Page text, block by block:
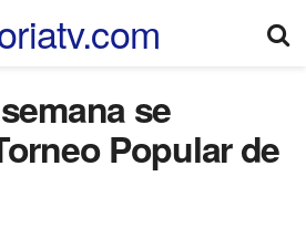
se
Popular de